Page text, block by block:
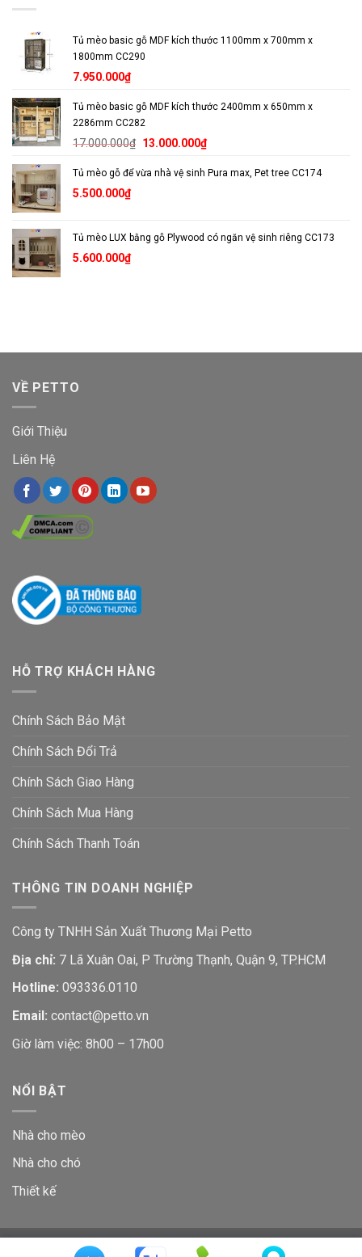
Tủ mèo basic gỗ MDF kích thước 1100mm x 700mm x
1800mm CC290
7.950.000₫
Tủ mèo basic gỗ MDF kích thước 2400mm x 650mm x
2286mm CC282
17.000.000₫ Giá
là:
13.000.000₫Giá
tại
Tủ mèo gỗ để vừa nhà vệ sinh Pura max, Pet tree CC174
5.500.000₫
Tủ mèo LUX bằng gỗ Plywood có ngăn vệ sinh riêng CC173
5.600.000₫
VỀ PETTO
Giới Thiệu
Liên Hệ
HỖ TRỢ KHÁCH HÀNG
Chính Sách Bảo Mật
Chính Sách Đổi Trả
Chính Sách Giao Hàng
Chính Sách Mua Hàng
Chính Sách Thanh Toán
THÔNG TIN DOANH NGHIỆP
Công ty TNHH Sản Xuất Thương Mại Petto
Địa chỉ: 7 Lã Xuân Oai, P Trường Thạnh, Quận 9, TP.HCM
Hotline: 093336.0110
Email: contact@petto.vn
Giờ làm việc: 8h00 – 17h00
NỔI BẬT
Nhà cho mèo
Nhà cho chó
Thiết kế
GIỚI THIỆU LIÊN HỆ